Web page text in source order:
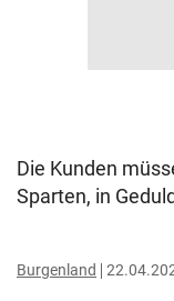
Die Kunden
Sparten, in
Burgenland